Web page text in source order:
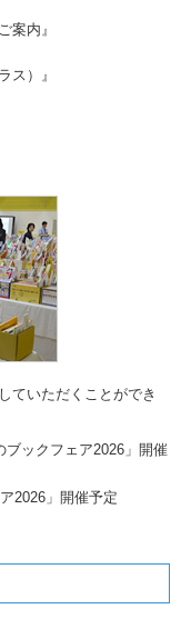
案内』
ス）』
ていただくことができ
ックフェア2026」開催
2026」開催予定